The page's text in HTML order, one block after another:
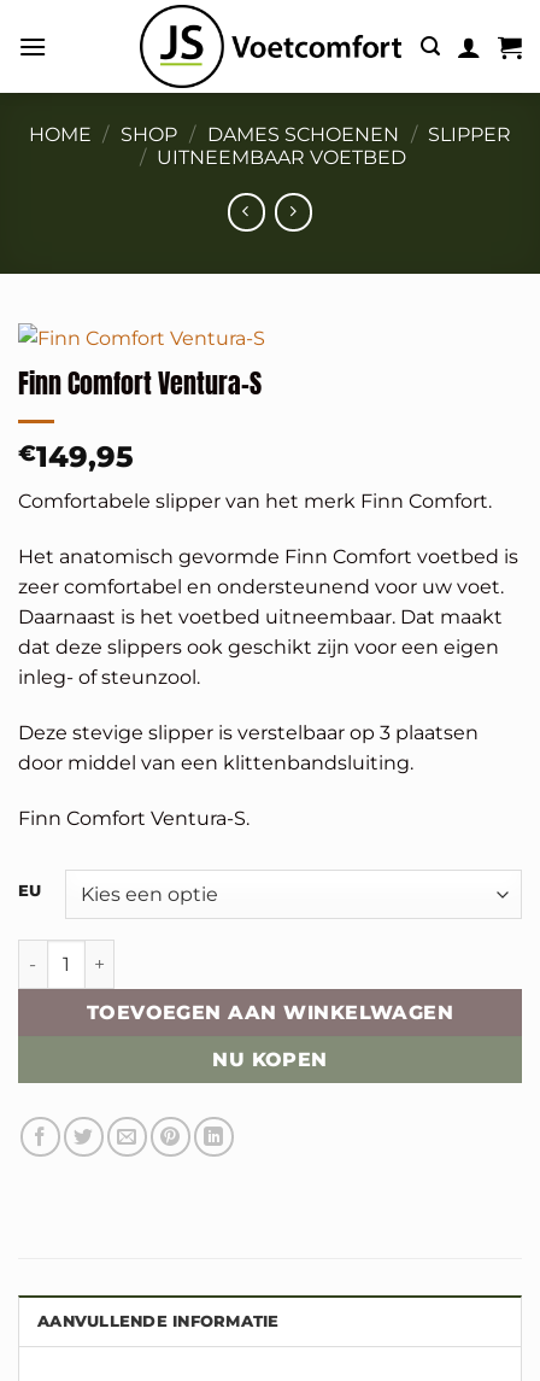
naar
HOME / SHOP / DAMES SCHOENEN / SLIPPER
/ UITNEEMBAAR VOETBED
Finn Comfort Ventura-S
€149,95
Comfortabele slipper van het merk Finn Comfort.
Het anatomisch gevormde Finn Comfort voetbed is
zeer comfortabel en ondersteunend voor uw voet.
Daarnaast is het voetbed uitneembaar. Dat maakt
dat deze slippers ook geschikt zijn voor een eigen
inleg- of steunzool.
Deze stevige slipper is verstelbaar op 3 plaatsen
door middel van een klittenbandsluiting.
Finn Comfort Ventura-S.
EU
Finn Comfort Ventura-S aantal
TOEVOEGEN AAN WINKELWAGEN
NU KOPEN
Alternative:
AANVULLENDE INFORMATIE